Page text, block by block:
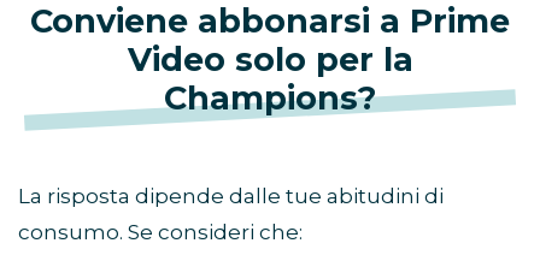
Conviene abbonarsi a Prime
Video solo per la
Champions?
La risposta dipende dalle tue abitudini di
consumo. Se consideri che: